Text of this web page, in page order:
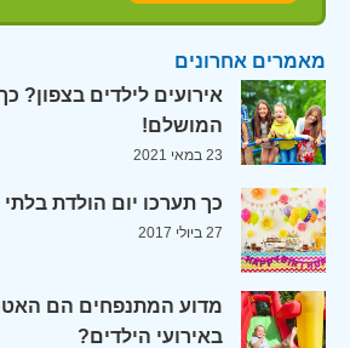
מאמרים אחרונים
אירועים לילדים בצפון?
המושלם!
23 במאי 2021
כך תערכו יום הולדת
27 ביולי 2017
מדוע המתנפחים הם
באירועי הילדים?